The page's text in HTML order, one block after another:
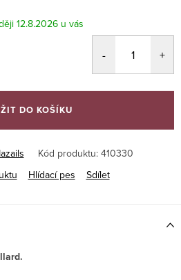
12.8.2026
DO KOŠÍKU
Kód produktu: 410330
Hlídací pes Sdílet